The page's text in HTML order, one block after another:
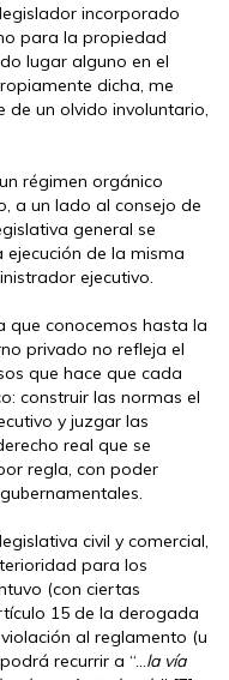
incorporado
para la propiedad
lugar alguno en el
dicha, me
de un olvido involuntario,
régimen orgánico
a un lado al consejo de
general se
de la misma
ejecutivo.
que conocemos hasta la
privado no refleja el
que hace que cada
construir las normas el
y juzgar las
real que se
regla, con poder
civil y comercial,
para los
(con ciertas
15 de la derogada
al reglamento (u
recurrir a “…la vía